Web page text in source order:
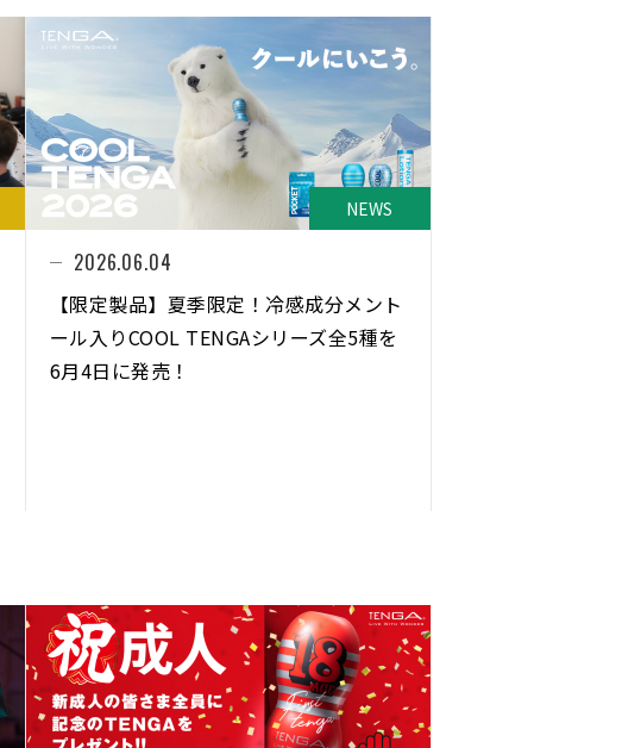
NEWS
2026.06.04
【限定製品】夏季限定！冷感成分メント
ール入りCOOL TENGAシリーズ全5種を
6月4日に発売！